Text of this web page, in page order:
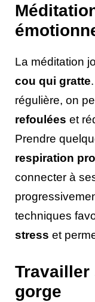
La méditation
cou qui gratte
régulière, on
refoulées et
Prendre
respiration
connecter à
techniques
stress et
Travailler
gorge